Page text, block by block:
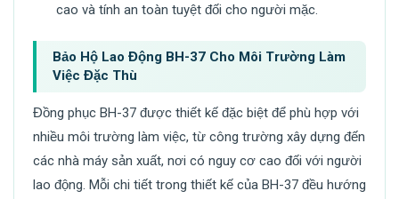
cao và tính an toàn tuyệt đối cho người mặc.
Bảo Hộ Lao Động BH-37 Cho Môi Trường Làm
Việc Đặc Thù
Đồng phục BH-37 được thiết kế đặc biệt để phù hợp với
nhiều môi trường làm việc, từ công trường xây dựng đến
các nhà máy sản xuất, nơi có nguy cơ cao đối với người
lao động. Mỗi chi tiết trong thiết kế của BH-37 đều hướng